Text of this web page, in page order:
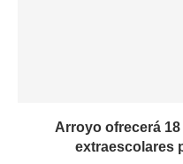
Arroyo ofrecerá
extraescolares